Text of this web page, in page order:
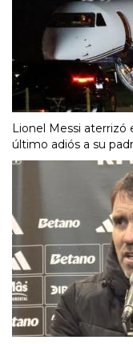
Lionel Messi aterrizó
último adiós a su